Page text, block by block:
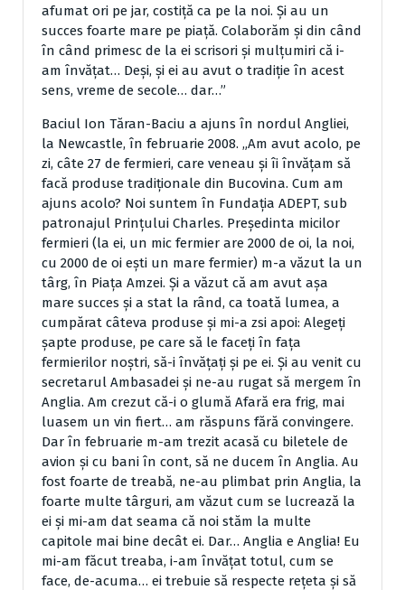
afumat ori pe jar, costiţă ca pe la noi. Şi au un
succes foarte mare pe piaţă. Colaborăm şi din când
în când primesc de la ei scrisori şi mulţumiri că i-
am învăţat… Deşi, şi ei au avut o tradiţie în acest
sens, vreme de secole… dar…”
Baciul Ion Tăran-Baciu a ajuns în nordul Angliei,
la Newcastle, în februarie 2008. „Am avut acolo, pe
zi, câte 27 de fermieri, care veneau şi îi învăţam să
facă produse tradiţionale din Bucovina. Cum am
ajuns acolo? Noi suntem în Fundaţia ADEPT, sub
patronajul Prinţului Charles. Preşedinta micilor
fermieri (la ei, un mic fermier are 2000 de oi, la noi,
cu 2000 de oi eşti un mare fermier) m-a văzut la un
târg, în Piaţa Amzei. Şi a văzut că am avut aşa
mare succes şi a stat la rând, ca toată lumea, a
cumpărat câteva produse şi mi-a zsi apoi: Alegeţi
şapte produse, pe care să le faceţi în faţa
fermierilor noştri, să-i învăţaţi şi pe ei. Şi au venit cu
secretarul Ambasadei şi ne-au rugat să mergem în
Anglia. Am crezut că-i o glumă Afară era frig, mai
luasem un vin fiert… am răspuns fără convingere.
Dar în februarie m-am trezit acasă cu biletele de
avion şi cu bani în cont, să ne ducem în Anglia. Au
fost foarte de treabă, ne-au plimbat prin Anglia, la
foarte multe târguri, am văzut cum se lucrează la
ei şi mi-am dat seama că noi stăm la multe
capitole mai bine decât ei. Dar… Anglia e Anglia! Eu
mi-am făcut treaba, i-am învăţat totul, cum se
face, de-acuma… ei trebuie să respecte reţeta şi să